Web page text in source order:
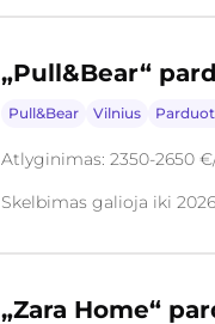
„Pull&Bear“
Pull&Bear Vilnius
Atlyginimas: 2350-2650
Skelbimas galioja iki
„Zara Home“